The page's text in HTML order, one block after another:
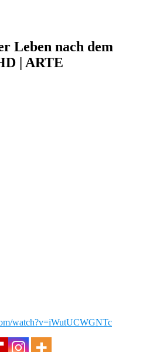
Leben nach dem
| ARTE
watch?v=iWutUCWGNTc